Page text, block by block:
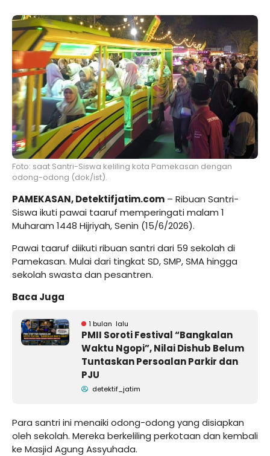
Foto: saat Santri-Siswa keliling kota Pamekasan dengan
odong-odong (dok/ist).
PAMEKASAN, Detektifjatim.com – Ribuan Santri-
Siswa ikuti pawai taaruf memperingati malam 1
Muharam 1448 Hijriyah, Senin (15/6/2026).
Pawai taaruf diikuti ribuan santri dari 59 sekolah di
Pamekasan. Mulai dari tingkat SD, SMP, SMA hingga
sekolah swasta dan pesantren.
Baca Juga
1 bulan lalu
PMII Soroti Festival “Bangkalan
Waktu Ngopi”, Nilai Dishub Belum
Tuntaskan Persoalan Parkir dan
PJU
detektif_jatim
Para santri ini menaiki odong-odong yang disiapkan
oleh sekolah. Mereka berkeliling perkotaan dan kembali
ke Masjid Agung Assyuhada.